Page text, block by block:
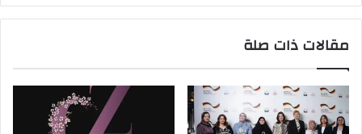
ر
د
ا
ل
إ
ل
مقالات ذات صلة